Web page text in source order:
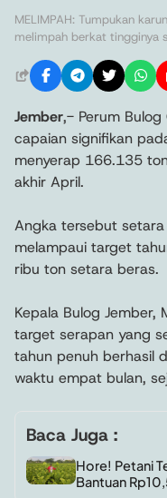
MELIMPAH: Tumpukan
melimpah berkat tingginya
Jember,- Perum
capaian signifikan
menyerap 166.135
akhir April.
Angka tersebut
melampaui target
ribu ton setara beras.
Kepala Bulog
target serapan yang
tahun penuh berhasil
waktu empat bulan,
Baca Juga :
Hore! Petani
Bantuan